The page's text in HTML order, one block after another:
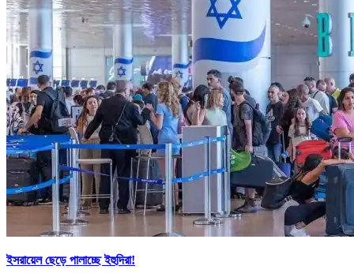
ইসরায়েল ছেড়ে পালাচ্ছে ইহুদিরা!